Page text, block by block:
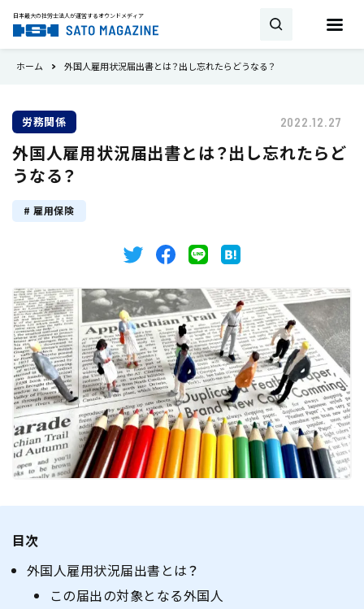
日本最大の社労士法人が運営するオウンドメディア
SATO MAGAZINEとは
新着
最新の法改正
タイミング
キーワード
試用期間
相談・顧問契約
就業規則
育児休業
36協定
事業所
会社設立
労災保険
雇用保険
厚生年金
健康保険
ホーム 外国人雇用状況届出書とは？出し忘れたらどうなる？
労務関係 2022.12.27
外国人雇用状況届出書とは？出し忘れたらど
うなる？
雇用保険
目次
外国人雇用状況届出書とは？
この届出の対象となる外国人